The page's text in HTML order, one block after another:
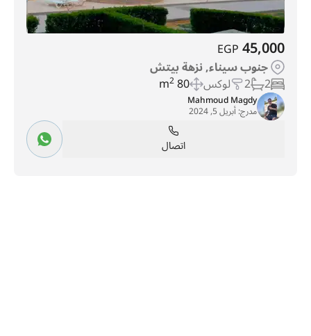
45,000
EGP
جنوب سيناء, نزهة بيتش
2
2 لوكس 80 m
2
Mahmoud Magdy
مدرج:أبريل 5, 2024
اتصال